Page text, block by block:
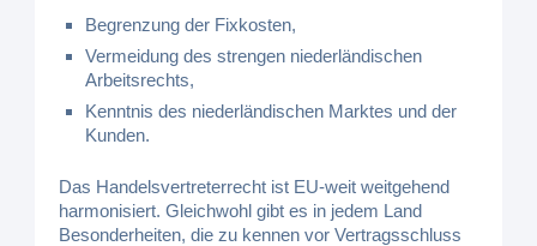
Begrenzung der Fixkosten,
Vermeidung des strengen niederländischen
Arbeitsrechts,
Kenntnis des niederländischen Marktes und der
Kunden.
Das Handelsvertreterrecht ist EU-weit weitgehend
harmonisiert. Gleichwohl gibt es in jedem Land
Besonderheiten, die zu kennen vor Vertragsschluss